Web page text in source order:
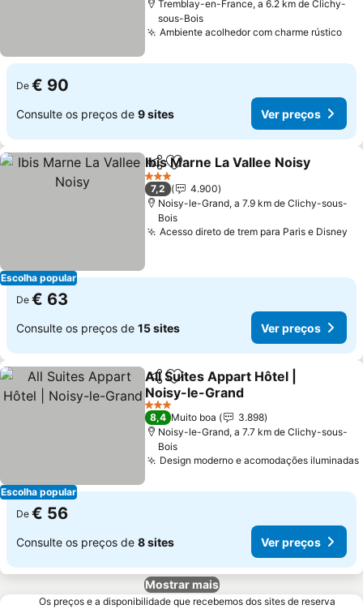
Tremblay-en-France, a 6.2 km de Clichy-
sous-Bois
Ambiente acolhedor com charme rústico
De € 90
Consulte os preços de 9 sites Ver preços
Escolha popular
PartilharAdicionar aos favoritos
Ibis Marne La Vallee Noisy
3 Estrelas
7,2
4.900
Noisy-le-Grand, a 7.9 km de Clichy-sous-
Bois
Acesso direto de trem para Paris e Disney
De € 63
Consulte os preços de 15 sites Ver preços
Escolha popular
PartilharAdicionar aos favoritos
All Suites Appart Hôtel |
Noisy-le-Grand
3 Estrelas
8,4 Muito boa
3.898
Noisy-le-Grand, a 7.7 km de Clichy-sous-
Bois
Design moderno e acomodações iluminadas
De € 56
Consulte os preços de 8 sites Ver preços
Mostrar mais
Os preços e a disponibilidade que recebemos dos sites de reserva